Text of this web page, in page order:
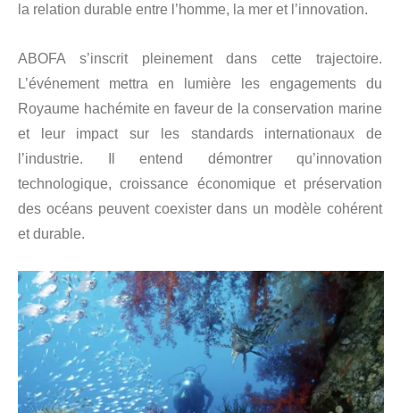
la relation durable entre l’homme, la mer et l’innovation.
ABOFA s’inscrit pleinement dans cette trajectoire.
L’événement mettra en lumière les engagements du
Royaume hachémite en faveur de la conservation marine
et leur impact sur les standards internationaux de
l’industrie. Il entend démontrer qu’innovation
technologique, croissance économique et préservation
des océans peuvent coexister dans un modèle cohérent
et durable.